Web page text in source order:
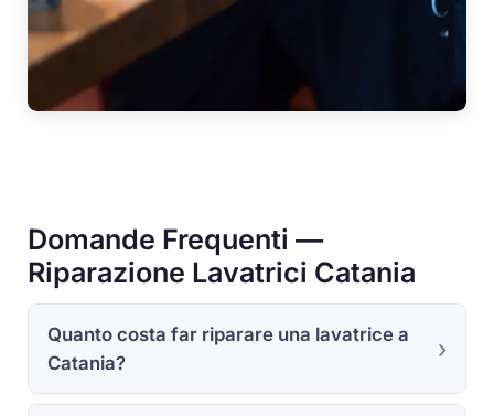
Domande Frequenti —
Riparazione Lavatrici Catania
Quanto costa far riparare una lavatrice a
Catania?